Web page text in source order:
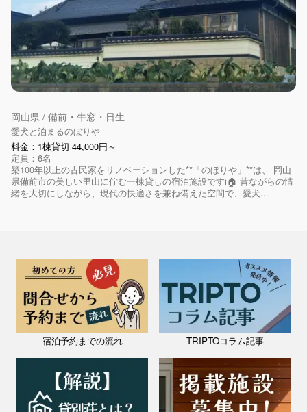
岡山県 / 備前・牛窓・日生
愛犬と泊まるのぼりや
料金：1棟貸切 44,000円～
定員：6名
築100年以上の古民家をリノベーションした**「のぼりや」**は、 岡山
県備前市の美しい里山に佇む一棟貸しの宿泊施設ですi🏠 昔ながらの情
緒を大切にしながら、現代の快適さを兼ね備えた空間で、愛犬...
宿泊予約までの流れ TRIPTOコラム記事